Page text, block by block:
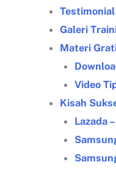
Testimonial
Galeri
Materi
Video
Kisah
Lazada